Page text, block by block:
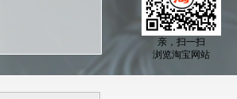
亲，扫一扫
浏览淘宝网站